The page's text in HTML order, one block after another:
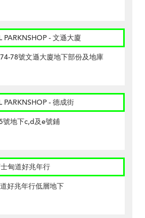
PARKNSHOP - 文遜大廈
78號文遜大廈地下部份及地庫
PARKNSHOP - 德成街
號地下c,d及e號鋪
甸道好兆年行
好兆年行低層地下